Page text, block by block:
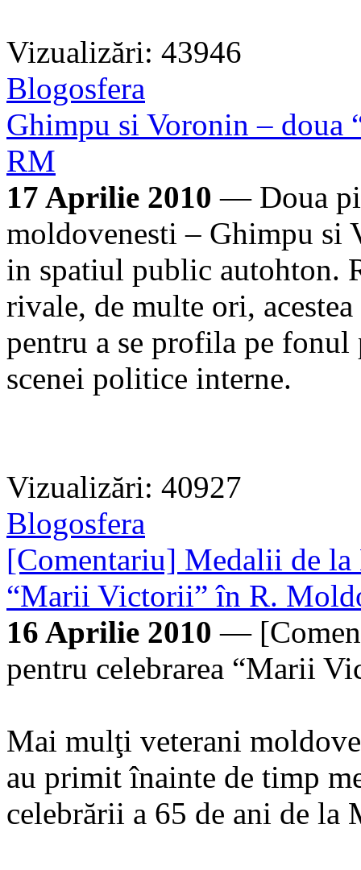
Vizualizări: 43946
Blogosfera
Ghimpu si Voronin – doua
RM
17 Aprilie 2010 — Doua
moldovenesti – Ghimpu si
in spatiul public autohton.
rivale, de multe ori,
pentru a se profila pe
scenei politice interne.
Vizualizări: 40927
Blogosfera
[Comentariu] Medalii de la
“Marii Victorii” în R.
16 Aprilie 2010 —
pentru celebrarea “Marii
Mai mulţi veterani
au primit înainte de timp
celebrării a 65 de ani de la